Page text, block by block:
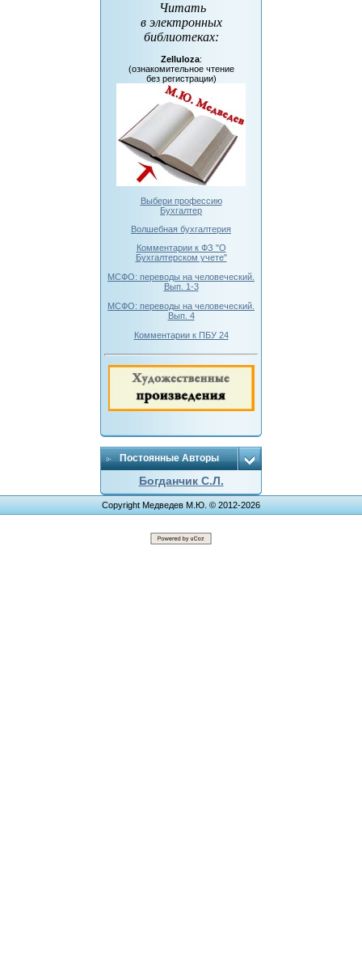
Читать
в электронных
библиотеках:
Zelluloza:
(ознакомительное чтение
без регистрации)
Выбери профессию
Бухгалтер
Волшебная бухгалтерия
Комментарии к ФЗ "О
Бухгалтерском учете"
МСФО: переводы на человеческий.
Вып. 1-3
МСФО: переводы на человеческий.
Вып. 4
Комментарии к ПБУ 24
Постоянные Авторы
Богданчик С.Л.
Copyright Медведев М.Ю. © 2012-2026